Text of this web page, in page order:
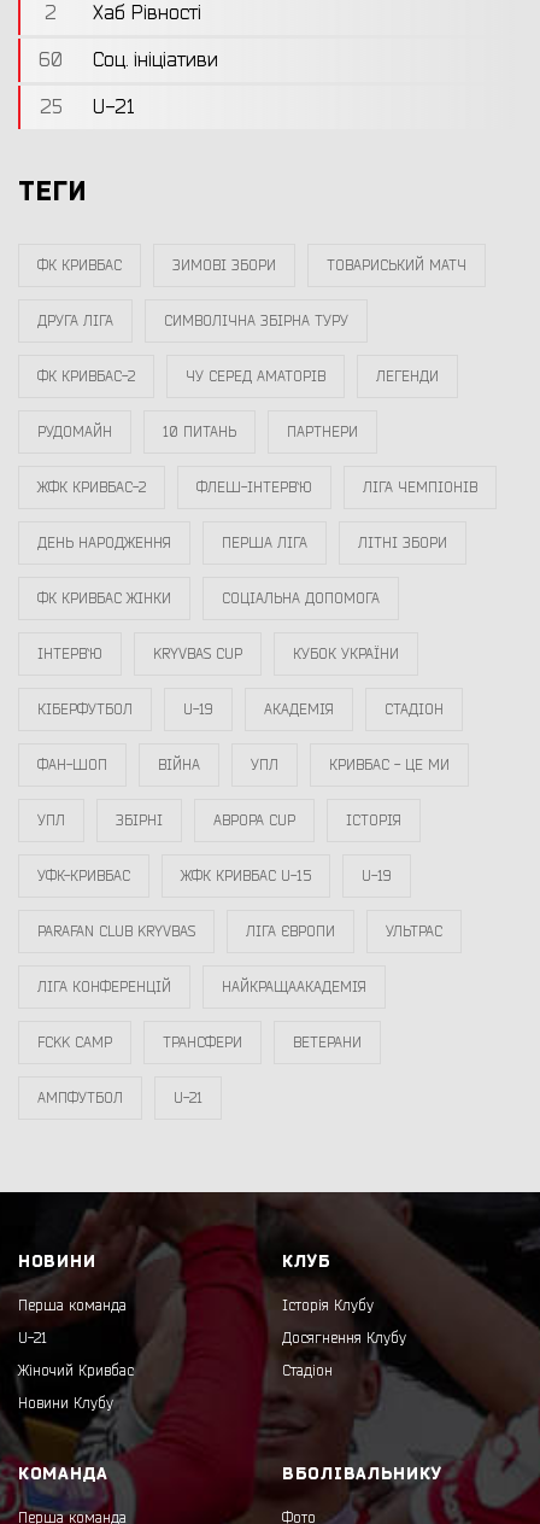
2
Хаб Рівності
60
Соц. ініціативи
25
U-21
ТЕГИ
ФК КРИВБАС ЗИМОВІ ЗБОРИ ТОВАРИСЬКИЙ МАТЧ
ДРУГА ЛІГА СИМВОЛІЧНА ЗБІРНА ТУРУ
ФК КРИВБАС-2 ЧУ СЕРЕД АМАТОРІВ ЛЕГЕНДИ
РУДОМАЙН 10 ПИТАНЬ ПАРТНЕРИ
ЖФК КРИВБАС-2 ФЛЕШ-ІНТЕРВ`Ю ЛІГА ЧЕМПІОНІВ
ДЕНЬ НАРОДЖЕННЯ ПЕРША ЛІГА ЛІТНІ ЗБОРИ
ФК КРИВБАС ЖІНКИ СОЦІАЛЬНА ДОПОМОГА
ІНТЕРВ`Ю KRYVBAS CUP КУБОК УКРАЇНИ
КІБЕРФУТБОЛ U-19 АКАДЕМІЯ СТАДІОН
ФАН-ШОП ВІЙНА УПЛ КРИВБАС - ЦЕ МИ
УПЛ ЗБІРНІ АВРОРА CUP ІСТОРІЯ
УФК-КРИВБАС ЖФК КРИВБАС U-15 U-19
PARAFAN CLUB KRYVBAS ЛІГА ЄВРОПИ УЛЬТРАС
ЛІГА КОНФЕРЕНЦІЙ НАЙКРАЩААКАДЕМІЯ
FCKK CAMP ТРАНСФЕРИ ВЕТЕРАНИ
АМПФУТБОЛ U-21
НОВИНИ
Перша команда
U-21
Жіночий Кривбас
Новини Клубу
КЛУБ
Історія Клубу
Досягнення Клубу
Стадіон
КОМАНДА
Перша команда
ВБОЛІВАЛЬНИКУ
Фото